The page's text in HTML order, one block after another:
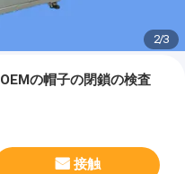
2/3
の帽子の閉鎖の検査
接触